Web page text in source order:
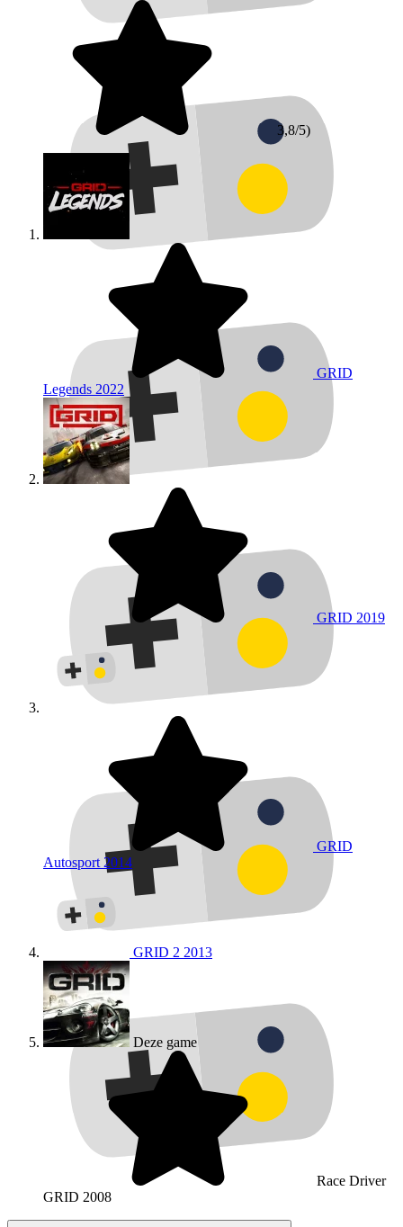
3,8/5)
GRID
Legends 2022
GRID 2019
GRID
Autosport 2014
GRID 2 2013
Deze game
Race Driver
GRID 2008